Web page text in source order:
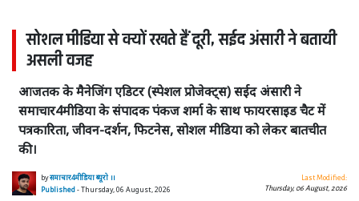
सोशल मीडिया से क्यों रखते हैं दूरी, सईद अंसारी ने बतायी
असली वजह
आजतक के मैनेजिंग एडिटर (स्पेशल प्रोजेक्ट्स) सईद अंसारी ने
समाचार4मीडिया के संपादक पंकज शर्मा के साथ फायरसाइड चैट में
पत्रकारिता, जीवन-दर्शन, फिटनेस, सोशल मीडिया को लेकर बातचीत
की।
byसमाचार4मीडिया ब्यूरो ।।
Published- Thursday, 06 August, 2026
Last Modified:
Thursday, 06 August, 2026